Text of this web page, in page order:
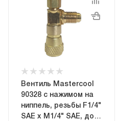
Вентиль Mastercool
90328 с нажимом на
ниппель, резьбы F1/4"
SAE x M1/4" SAE, до